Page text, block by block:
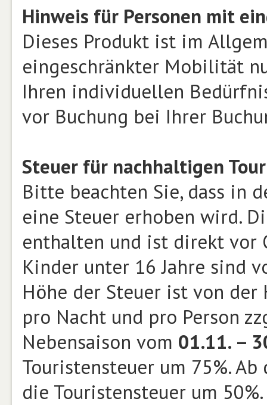
Hinweis für Personen mit
Dieses Produkt ist im
eingeschränkter Mobilität
Ihren individuellen
vor Buchung bei Ihrer
Steuer für nachhaltigen
Bitte beachten Sie, dass in
eine Steuer erhoben wird.
enthalten und ist direkt vor
Kinder unter 16 Jahre sind
Höhe der Steuer ist von
pro Nacht und pro Person
Nebensaison vom 01.11. –
Touristensteuer um 75%.
die Touristensteuer um 50%.